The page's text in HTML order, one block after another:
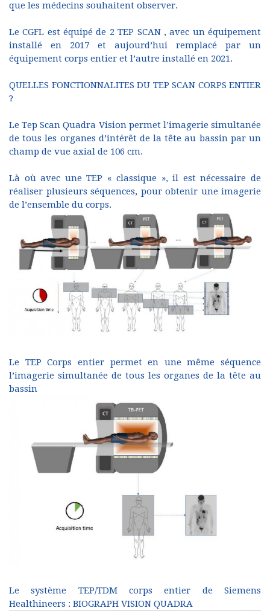
que les médecins souhaitent observer.
Le CGFL est équipé de 2 TEP SCAN , avec un équipement
installé en 2017 et aujourd’hui remplacé par un
équipement corps entier et l’autre installé en 2021.
QUELLES FONCTIONNALITES DU TEP SCAN CORPS ENTIER
?
Le Tep Scan Quadra Vision permet l’imagerie simultanée
de tous les organes d’intérêt de la tête au bassin par un
champ de vue axial de 106 cm.
Là où avec une TEP « classique », il est nécessaire de
réaliser plusieurs séquences, pour obtenir une imagerie
de l’ensemble du corps.
Le TEP Corps entier permet en une même séquence
l’imagerie simultanée de tous les organes de la tête au
bassin
Le système TEP/TDM corps entier de Siemens
Healthineers : BIOGRAPH VISION QUADRA